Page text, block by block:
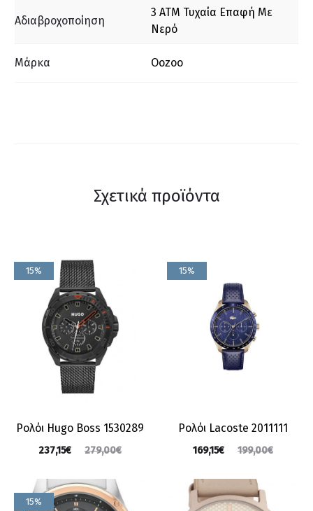
Αδιαβροχοποίηση
3 ΑΤΜ Τυχαία Επαφή Με
Νερό
Μάρκα Oozoo
Σχετικά προϊόντα
15%
Ρολόι Hugo Boss 1530289
279,00€
237,15€
15%
Ρολόι Lacoste 2011111
199,00€
169,15€
15%